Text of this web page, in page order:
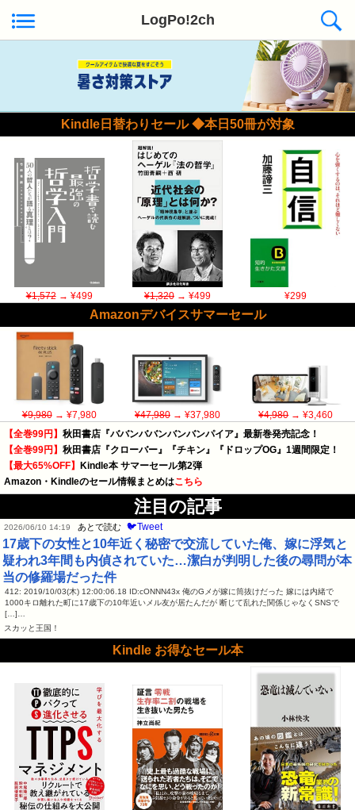
LogPo!2ch
Kindle日替わりセール ◆本日50冊が対象
¥1,572→ ¥499 ¥1,320→ ¥499 ¥299
Amazonデバイスサマーセール
¥9,980→ ¥7,980 ¥47,980→ ¥37,980 ¥4,980→ ¥3,460
【全巻99円】 秋田書店『ババンババンバンバンパイア』最新巻発売記念！
【全巻99円】 秋田書店『クローバー』『チキン』『ドロップOG』1週間限定！
【最大65%OFF】
Kindle本 サマーセール第2弾
Amazon・Kindleのセール情報まとめはこちら
注目の記事
2026/06/10 14:19 あとで読む 🐦Tweet
17歳下の女性と10年近く秘密で交流していた俺、嫁に浮気と
疑われ3年間も内偵されていた…潔白が判明した後の尋問が本
当の修羅場だった件
412: 2019/10/03(木) 12:00:06.18 ID:cONNN43x 俺のGメが嫁に筒抜けだった 嫁には内緒で
1000キロ離れた町に17歳下の10年近いメル友が居たんだが 断じて乱れた関係じゃなくSNSで
[…]…
スカッと王国！
Kindle お得なセール本